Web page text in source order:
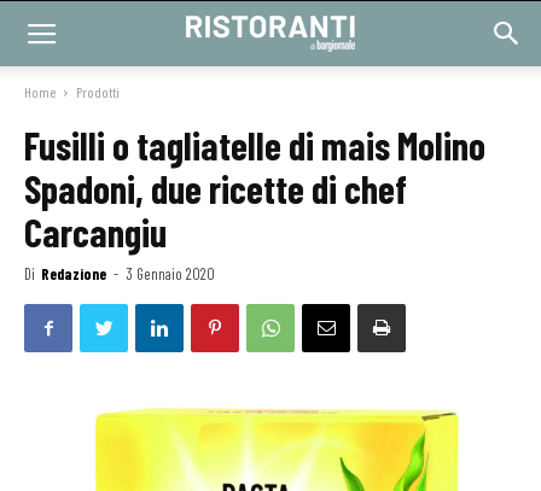
Home Prodotti
Fusilli o tagliatelle di mais Molino
Spadoni, due ricette di chef
Carcangiu
Di Redazione - 3 Gennaio 2020